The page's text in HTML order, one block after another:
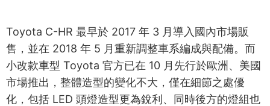
Toyota C-HR 最早於 2017 年 3 月導入國內市場販
售，並在 2018 年 5 月重新調整車系編成與配備。而
小改款車型 Toyota 官方已在 10 月先行於歐洲、美國
市場推出，整體造型的變化不大，僅在細節之處優
化，包括 LED 頭燈造型更為銳利、同時後方的燈組也